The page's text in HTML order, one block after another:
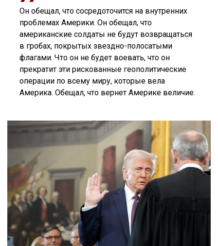
Он обещал, что сосредоточится на внутренних
проблемах Америки. Он обещал, что
американские солдаты не будут возвращаться
в гробах, покрытых звездно-полосатыми
флагами. Что он не будет воевать, что он
прекратит эти рискованные геополитические
операции по всему миру, которые вела
Америка. Обещал, что вернет Америке величие.